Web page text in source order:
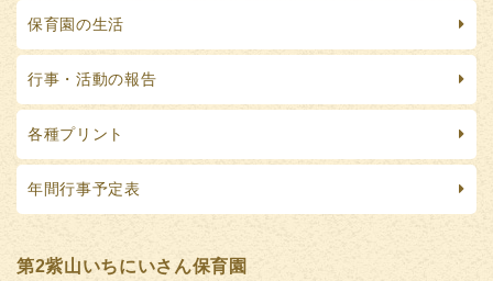
保育園の生活
行事・活動の報告
各種プリント
年間行事予定表
第2紫山いちにいさん保育園